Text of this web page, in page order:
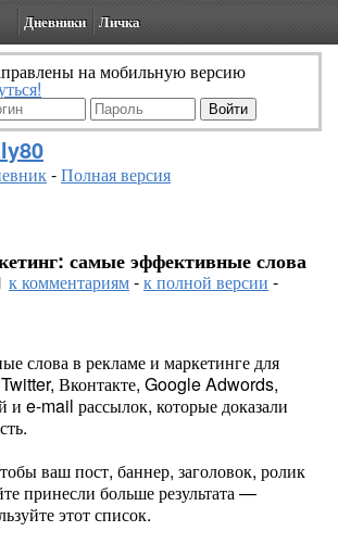
Дневники Личка
на мобильную версию
-Полная версия
самые эффективные слова
к комментариям-к полной версии -
слова в рекламе и маркетинге для
Вконтакте, Google Adwords,
и e-mail рассылок, которые доказали
ваш пост, баннер, заголовок, ролик
принесли больше результата —
этот список.